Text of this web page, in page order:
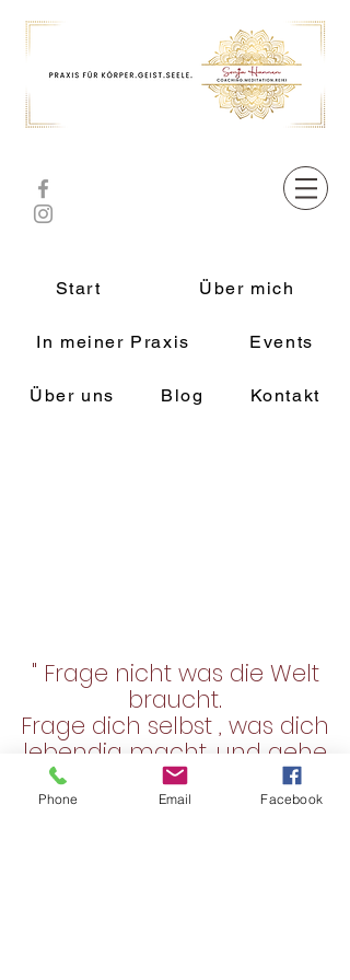
Start Über mich
In meiner Praxis Events
Über uns Blog Kontakt
" Frage nicht was die Welt
braucht.
Frage dich selbst , was dich
lebendig macht, und gehe
und tue das, denn was die
Welt
braucht, das sind
Phone Email Facebook